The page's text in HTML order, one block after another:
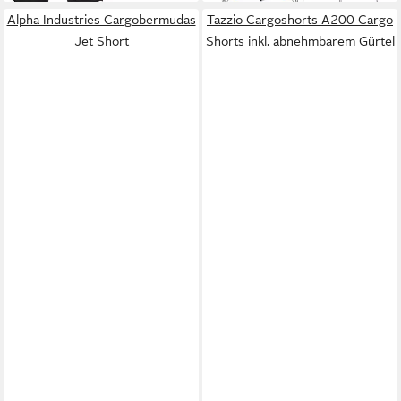
Alpha Industries Cargobermudas
Jet Short
Tazzio Cargoshorts A200 Cargo
Shorts inkl. abnehmbarem Gürtel